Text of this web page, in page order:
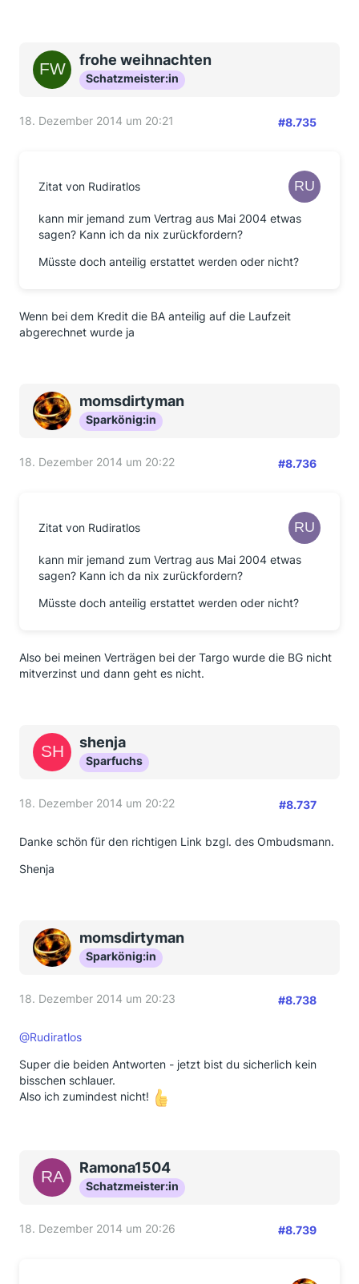
frohe weihnachten
Schatzmeister:in
18. Dezember 2014 um 20:21 #8.735
Zitat von Rudiratlos
kann mir jemand zum Vertrag aus Mai 2004 etwas
sagen? Kann ich da nix zurückfordern?
Müsste doch anteilig erstattet werden oder nicht?
Wenn bei dem Kredit die BA anteilig auf die Laufzeit
abgerechnet wurde ja
momsdirtyman
Sparkönig:in
18. Dezember 2014 um 20:22 #8.736
Zitat von Rudiratlos
kann mir jemand zum Vertrag aus Mai 2004 etwas
sagen? Kann ich da nix zurückfordern?
Müsste doch anteilig erstattet werden oder nicht?
Also bei meinen Verträgen bei der Targo wurde die BG nicht
mitverzinst und dann geht es nicht.
shenja
Sparfuchs
18. Dezember 2014 um 20:22 #8.737
Danke schön für den richtigen Link bzgl. des Ombudsmann.
Shenja
momsdirtyman
Sparkönig:in
18. Dezember 2014 um 20:23 #8.738
@Rudiratlos
Super die beiden Antworten - jetzt bist du sicherlich kein
bisschen schlauer.
Also ich zumindest nicht!
Ramona1504
Schatzmeister:in
18. Dezember 2014 um 20:26 #8.739